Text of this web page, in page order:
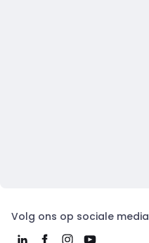
Volg ons op sociale media